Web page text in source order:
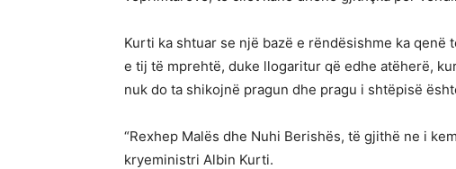
Kurti ka shtuar se një bazë e rëndësishme ka
e tij të mprehtë, duke llogaritur që edhe atëherë,
nuk do ta shikojnë pragun dhe pragu i shtëpisë
“Rexhep Malës dhe Nuhi Berishës, të gjithë ne i
kryeministri Albin Kurti.